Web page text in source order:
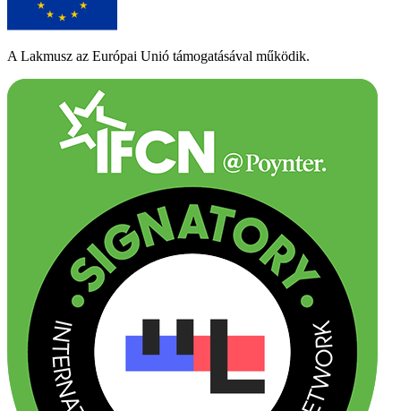
A Lakmusz az Európai Unió támogatásával működik.